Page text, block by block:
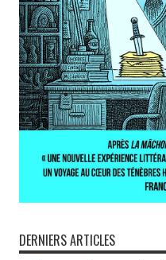
DERNIERS ARTICLES